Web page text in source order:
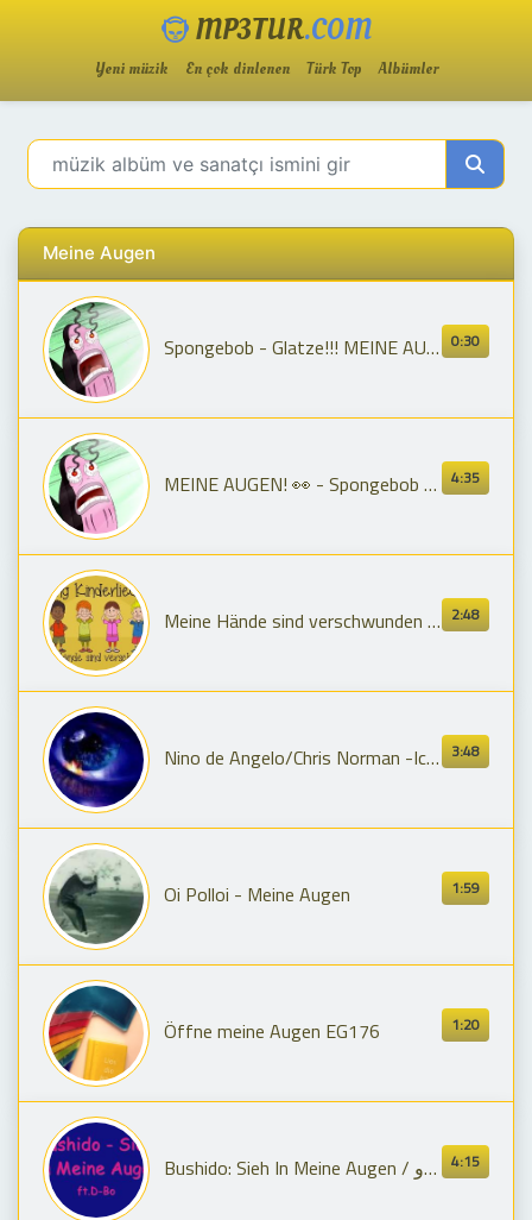
MP3TUR.COM
Yeni müzik En çok dinlenen Türk Top Albümler
Meine Augen
0:30
Spongebob - Glatze!!! MEINE AUGEN!!!| Bosslimo
4:35
MEINE AUGEN! 👀 - Spongebob Remix
2:48
Meine Hände sind verschwunden - Kinderlieder zum Mitsingen | Sing Kinderlieder
3:48
Nino de Angelo/Chris Norman -Ich mache meine Augen zu (Every
1:59
Oi Polloi - Meine Augen
1:20
Öffne meine Augen EG176
4:15 Bushido: Sieh In Meine Augen / بوشيدو